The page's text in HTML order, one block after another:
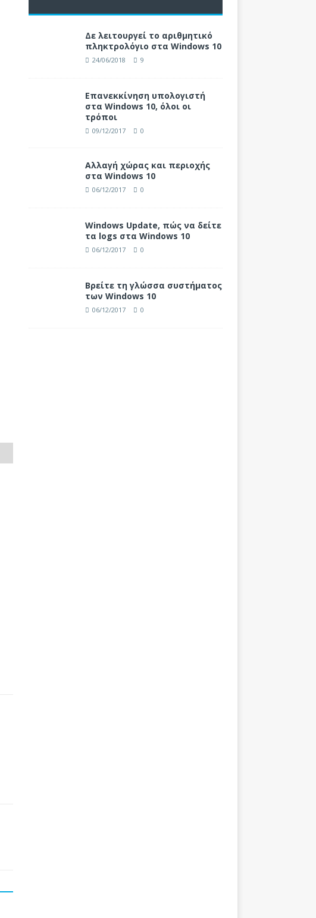
Δε λειτουργεί το αριθμητικό
πληκτρολόγιο στα Windows 10
24/06/2018 9
Επανεκκίνηση υπολογιστή
στα Windows 10, όλοι οι
τρόποι
09/12/2017 0
Αλλαγή χώρας και περιοχής
στα Windows 10
06/12/2017 0
Windows Update, πώς να δείτε
τα logs στα Windows 10
06/12/2017 0
Βρείτε τη γλώσσα συστήματος
των Windows 10
06/12/2017 0